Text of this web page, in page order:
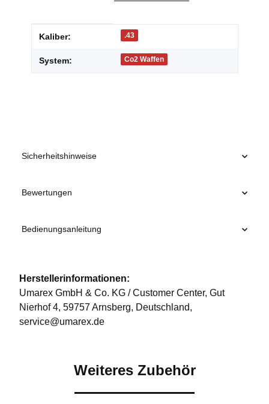
Produkteigenschaft
Wert
Kaliber: .43
System: Co2 Waffen
Sicherheitshinweise
Bewertungen
Bedienungsanleitung
Herstellerinformationen:
Umarex GmbH & Co. KG / Customer Center, Gut
Nierhof 4, 59757 Arnsberg, Deutschland,
service@umarex.de
Weiteres Zubehör